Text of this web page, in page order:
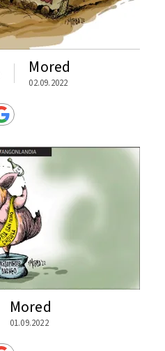
Mored
02.09.2022
Mored
01.09.2022